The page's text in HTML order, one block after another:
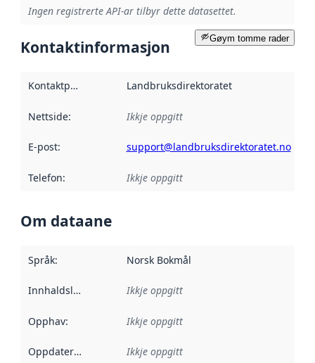
Ingen registrerte API-ar tilbyr dette datasettet.
Gøym tomme rader
Kontaktinformasjon
Kontaktpunkt Landbruksdirektoratet
Nettside: Ikkje oppgitt
E-post: support@landbruksdirektoratet.no
Telefon: Ikkje oppgitt
Om dataane
Språk: Norsk Bokmål
Innhaldsleverandørar :
Ikkje oppgitt
Opphav: Ikkje oppgitt
Oppdateringsfrekvens :
Ikkje oppgitt